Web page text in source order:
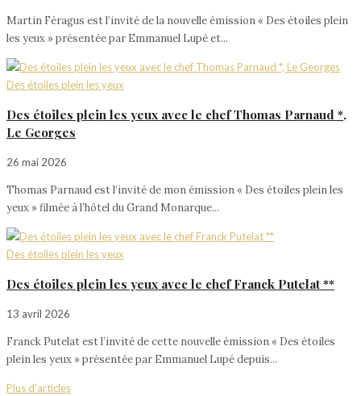
Martin Féragus est l’invité de la nouvelle émission « Des étoiles plein
les yeux » présentée par Emmanuel Lupé et...
Des étoiles plein les yeux
Des étoiles plein les yeux avec le chef Thomas Parnaud *,
Le Georges
26 mai 2026
Thomas Parnaud est l’invité de mon émission « Des étoiles plein les
yeux » filmée à l’hôtel du Grand Monarque...
Des étoiles plein les yeux
Des étoiles plein les yeux avec le chef Franck Putelat **
13 avril 2026
Franck Putelat est l’invité de cette nouvelle émission « Des étoiles
plein les yeux » présentée par Emmanuel Lupé depuis...
Plus d'articles